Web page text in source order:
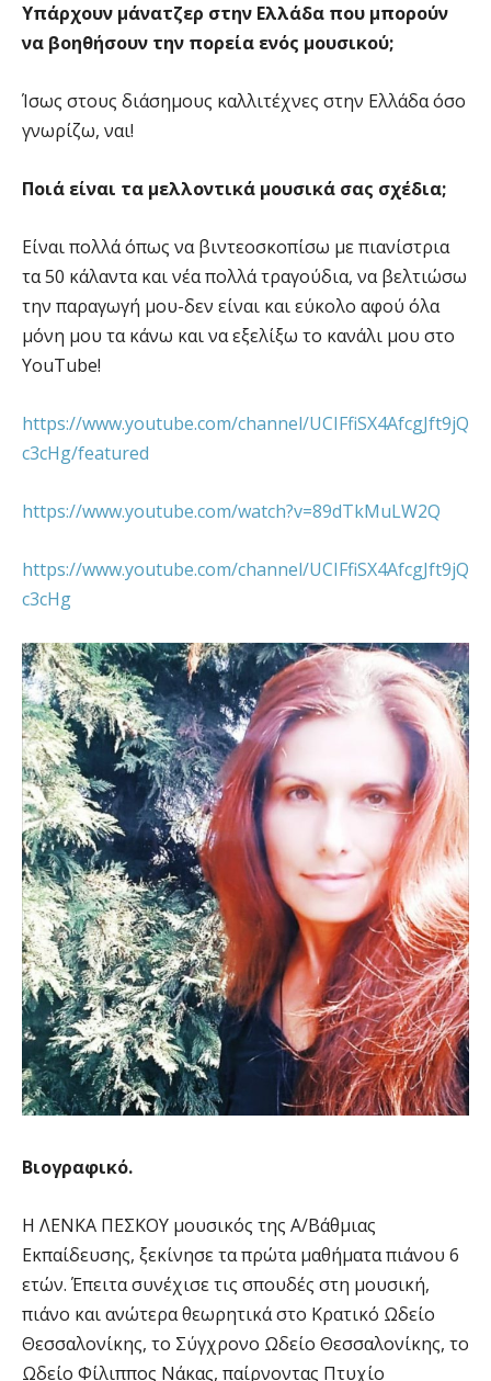
Υπάρχουν μάνατζερ στην Ελλάδα που μπορούν
να βοηθήσουν την πορεία ενός μουσικού;
Ίσως στους διάσημους καλλιτέχνες στην Ελλάδα όσο
γνωρίζω, ναι!
Ποιά είναι τα μελλοντικά μουσικά σας σχέδια;
Είναι πολλά όπως να βιντεοσκοπίσω με πιανίστρια
τα 50 κάλαντα και νέα πολλά τραγούδια, να βελτιώσω
την παραγωγή μου-δεν είναι και εύκολο αφού όλα
μόνη μου τα κάνω και να εξελίξω το κανάλι μου στο
YouTube!
https://www.youtube.com/channel/UCIFfiSX4AfcgJft9jQ
c3cHg/featured
https://www.youtube.com/watch?v=89dTkMuLW2Q
https://www.youtube.com/channel/UCIFfiSX4AfcgJft9jQ
c3cHg
Βιογραφικό.
Η ΛΕΝΚΑ ΠΕΣΚΟΥ μουσικός της Α/Βάθμιας
Εκπαίδευσης, ξεκίνησε τα πρώτα μαθήματα πιάνου 6
ετών. Έπειτα συνέχισε τις σπουδές στη μουσική,
πιάνο και ανώτερα θεωρητικά στο Κρατικό Ωδείο
Θεσσαλονίκης, το Σύγχρονο Ωδείο Θεσσαλονίκης, το
Ωδείο Φίλιππος Νάκας, παίρνοντας Πτυχίο